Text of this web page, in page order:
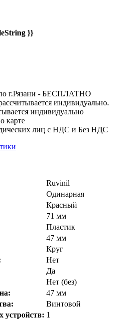
}}
по г.Рязани - БЕСПЛАТНО
индивидуально.
индивидуально
карте
лиц с НДС и Без НДС
Ruvinil
Одинарная
Красный
71 мм
Пластик
47 мм
Круг
Нет
Да
Нет (без)
47 мм
Винтовой
устройств: 1